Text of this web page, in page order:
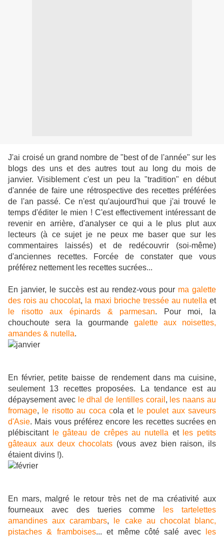
J'ai croisé un grand nombre de "best of de l'année" sur les
blogs des uns et des autres tout au long du mois de
janvier. Visiblement c'est un peu la "tradition" en début
d'année de faire une rétrospective des recettes préférées
de l'an passé. Ce n'est qu'aujourd'hui que j'ai trouvé le
temps d'éditer le mien ! C'est effectivement intéressant de
revenir en arrière, d'analyser ce qui a le plus plut aux
lecteurs (à ce sujet je ne peux me baser que sur les
commentaires laissés) et de redécouvrir (soi-même)
d'anciennes recettes. Forcée de constater que vous
préférez nettement les recettes sucrées...
En janvier, le succès est au rendez-vous pour ma galette
des rois au chocolat, la maxi brioche tressée au nutella et
le risotto aux épinards & parmesan. Pour moi, la
chouchoute sera la gourmande
galette aux noisettes,
amandes & nutella.
En février, petite baisse de rendement dans ma cuisine,
seulement 13 recettes proposées. La tendance est au
dépaysement avec le dhal de lentilles corail , les naans au
fromage, le risotto au coca cola et
le poulet aux saveurs
d'Asie. Mais vous préférez encore les recettes sucrées en
plébiscitant
le gâteau de crêpes au nutella et
les petits
gâteaux aux deux chocolats (vous avez bien raison, ils
étaient divins !).
En mars, malgré le retour très net de ma créativité aux
fourneaux avec des tueries comme
les tartelettes
amandines aux carambars,
le cake au chocolat blanc,
pistaches & framboises... et même côté salé avec
les